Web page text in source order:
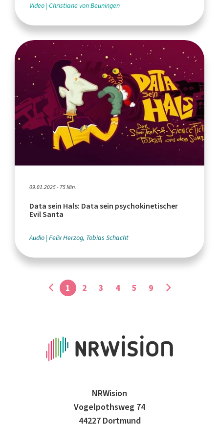
Video Christiane von Beuningen
09.01.2025 - 75 Min.
Data sein Hals: Data sein psychokinetischer
Evil Santa
Audio Felix Herzog, Tobias Schacht
1 2 3 4 5 9
NRWision
Vogelpothsweg 74
44227 Dortmund